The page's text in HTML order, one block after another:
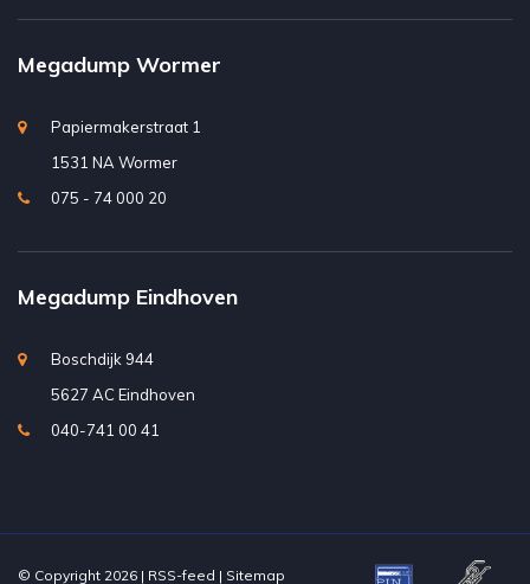
Megadump Wormer
Papiermakerstraat 1
1531 NA Wormer
075 - 74 000 20
Megadump Eindhoven
Boschdijk 944
5627 AC Eindhoven
040-741 00 41
© Copyright 2026 | RSS-feed | Sitemap